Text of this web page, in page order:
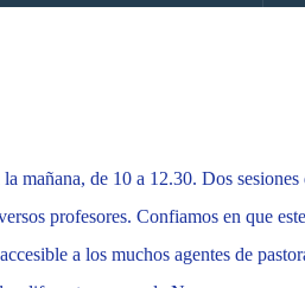
mañana, de 10 a 12.30. Dos sesiones
profesores. Confiamos en que
a los muchos agentes de